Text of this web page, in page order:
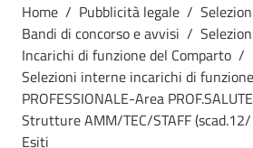
Azienda
Home / Pubblicità legale /
Bandi di concorso e avvisi /
Incarichi di funzione del Comparto /
Selezioni interne incarichi di funzione
PROFESSIONALE-Area
Strutture AMM/TEC/STAFF
Esiti